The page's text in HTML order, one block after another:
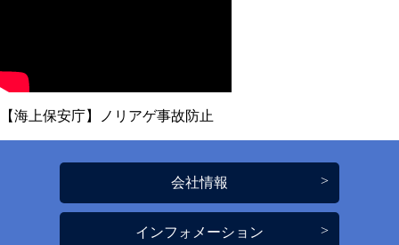
【海上保安庁】ノリアゲ事故防止
会社情報
インフォメーション